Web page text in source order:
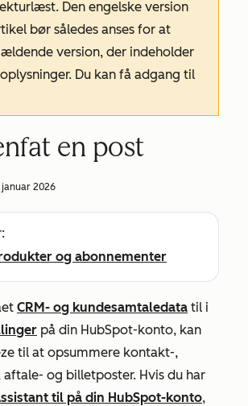
Den engelske version
bør således anses for at
version, der indeholder
Du kan få adgang til
en post
januar 2026
og abonnementer
CRM- og kundesamtaledata til i
på din HubSpot-konto, kan
til at opsummere kontakt-,
og billetposter. Hvis du har
til på din HubSpot-konto,